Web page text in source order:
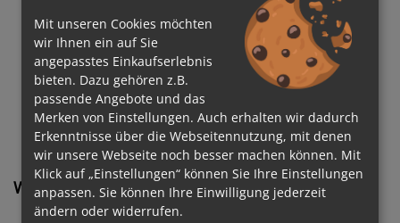
Corinne Bleul
Weitere News
Mit unseren Cookies möchten
wir Ihnen ein auf Sie
angepasstes Einkaufserlebnis
bieten. Dazu gehören z.B.
passende Angebote und das
Merken von Einstellungen. Auch erhalten wir dadurch
Erkenntnisse über die Webseitennutzung, mit denen
wir unsere Webseite noch besser machen können. Mit
Klick auf „Einstellungen“ können Sie Ihre Einstellungen
anpassen. Sie können Ihre Einwilligung jederzeit
ändern oder widerrufen.